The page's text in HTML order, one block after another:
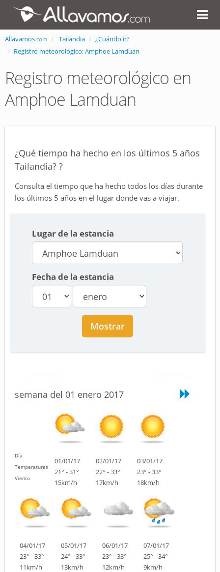
Allavamos.com Tailandia
¿Cuándo ir?
Registro meteorológico: Amphoe Lamduan
Registro meteorológico en
Amphoe Lamduan
¿Qué tiempo ha hecho en los últimos 5 años
Tailandia? ?
Consulta el tiempo que ha hecho todos los días durante
los últimos 5 años en el lugar donde vas a viajar.
Lugar de la estancia
Fecha de la estancia
Mostrar
semana del 01 enero 2017
Día
Temperaturas
Viento
01/01/17
21° - 31°
15km/h
02/01/17
22° - 33°
17km/h
03/01/17
23° - 33°
18km/h
04/01/17
23° - 33°
11km/h
05/01/17
24° - 33°
13km/h
06/01/17
23° - 33°
12km/h
07/01/17
25° - 34°
9km/h